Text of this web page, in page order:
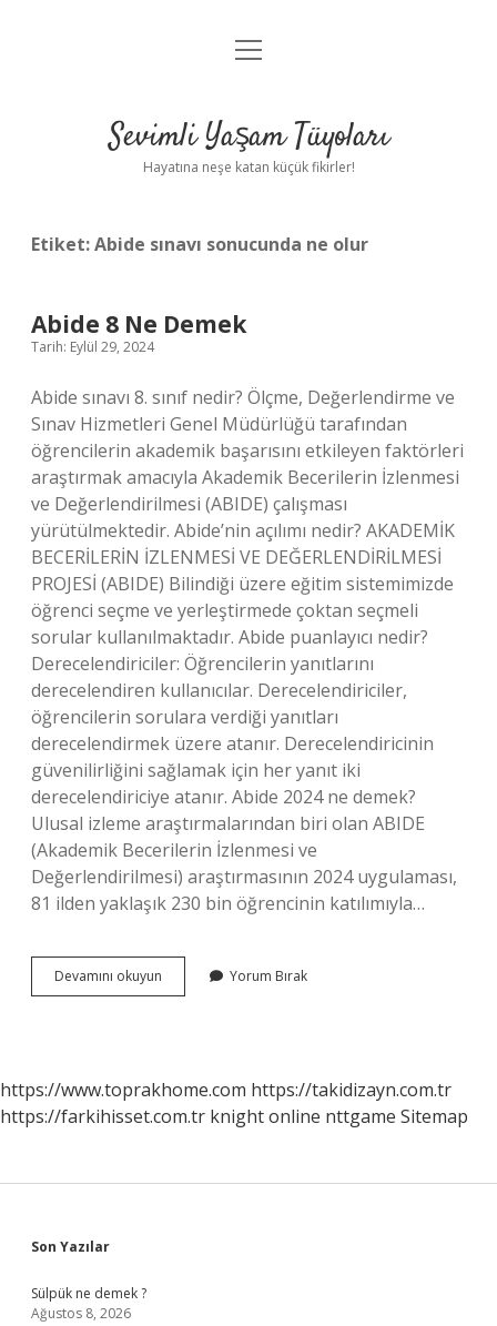
Anasayfa
Yasal Uyarı
menüyü
Sevimli Yaşam Tüyoları
Hayatına neşe katan küçük fikirler!
Etiket:Abide sınavı sonucunda ne olur
Abide 8 Ne Demek
Tarih: Eylül 29, 2024
Abide sınavı 8. sınıf nedir? Ölçme, Değerlendirme ve
Sınav Hizmetleri Genel Müdürlüğü tarafından
öğrencilerin akademik başarısını etkileyen faktörleri
araştırmak amacıyla Akademik Becerilerin İzlenmesi
ve Değerlendirilmesi (ABIDE) çalışması
yürütülmektedir. Abide’nin açılımı nedir? AKADEMİK
BECERİLERİN İZLENMESİ VE DEĞERLENDİRİLMESİ
PROJESİ (ABIDE) Bilindiği üzere eğitim sistemimizde
öğrenci seçme ve yerleştirmede çoktan seçmeli
sorular kullanılmaktadır. Abide puanlayıcı nedir?
Derecelendiriciler: Öğrencilerin yanıtlarını
derecelendiren kullanıcılar. Derecelendiriciler,
öğrencilerin sorulara verdiği yanıtları
derecelendirmek üzere atanır. Derecelendiricinin
güvenilirliğini sağlamak için her yanıt iki
derecelendiriciye atanır. Abide 2024 ne demek?
Ulusal izleme araştırmalarından biri olan ABIDE
(Akademik Becerilerin İzlenmesi ve
Değerlendirilmesi) araştırmasının 2024 uygulaması,
81 ilden yaklaşık 230 bin öğrencinin katılımıyla…
Devamını okuyun
8
Yorum Bırak
https://www.toprakhome.com https://takidizayn.com.tr
https://farkihisset.com.tr knight online nttgame Sitemap
Sidebar
Son Yazılar
Sülpük ne demek ?
Ağustos 8, 2026